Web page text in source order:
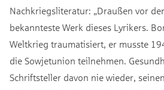
Nachkriegsliteratur: „Draußen vor
bekannteste Werk dieses Lyrikers.
Weltkrieg traumatisiert, er musste
die Sowjetunion teilnehmen.
Schriftsteller davon nie wieder,